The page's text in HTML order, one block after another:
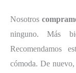
Nosotros
ninguno. Más
Recomendamos
cómoda. De